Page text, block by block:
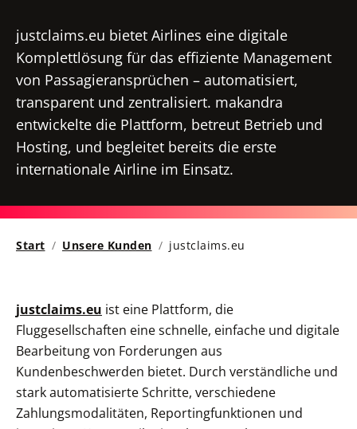
justclaims.eu bietet Airlines eine digitale
Komplettlösung für das effiziente Management
von Passagieransprüchen – automatisiert,
transparent und zentralisiert. makandra
entwickelte die Plattform, betreut Betrieb und
Hosting, und begleitet bereits die erste
internationale Airline im Einsatz.
Start Unsere Kunden justclaims.eu
justclaims.eu ist eine Plattform, die
Fluggesellschaften eine schnelle, einfache und digitale
Bearbeitung von Forderungen aus
Kundenbeschwerden bietet. Durch verständliche und
stark automatisierte Schritte, verschiedene
Zahlungsmodalitäten, Reportingfunktionen und